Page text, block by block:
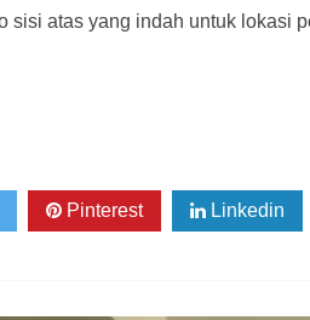
sisi atas yang indah untuk lokasi
Pinterest Linkedin